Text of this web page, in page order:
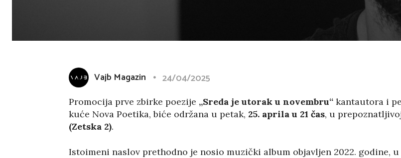
Vajb Magazin 24/04/2025
Promocija prve zbirke poezije „Sreda je utorak u novembru“ kantautora i
kuće Nova Poetika, biće održana u petak, 25. aprila u 21 čas, u
(Zetska 2).
Istoimeni naslov prethodno je nosio muzički album objavljen 2022. godine, u